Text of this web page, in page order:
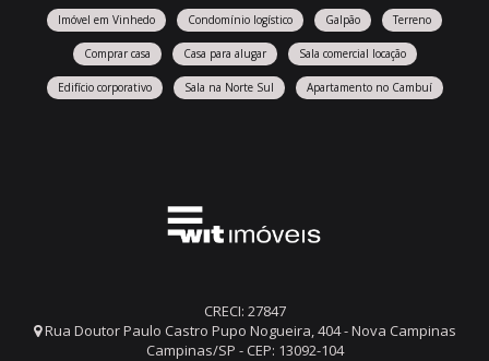
Imóvel em Vinhedo Condomínio logístico Galpão Terreno
Comprar casa Casa para alugar Sala comercial locação
Edifício corporativo Sala na Norte Sul Apartamento no Cambuí
CRECI: 27847
Rua Doutor Paulo Castro Pupo Nogueira, 404 - Nova Campinas
Campinas/SP - CEP: 13092-104